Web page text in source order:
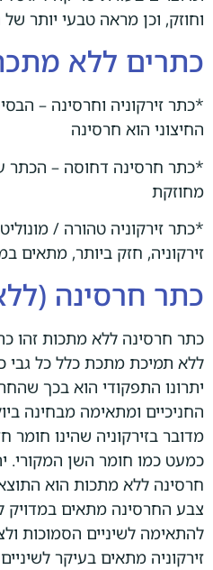
וחוזק, וכן מראה טבעי יותר
כתרים ללא
*כתר זירקוניה וחרסינה –
החיצוני הוא חרסינה
מחוזקת
זירקוניה, חזק ביותר, מתאים
כתר חרסינה
כתר חרסינה ללא מתכות זהו
ללא תמיכת מתכת כלל כל גבי
יתרונו התפקודי הוא בכך
החניכיים ומתאימה מבחינה
מדובר בזירקוניה שהינו חומר
כמעט כמו חומר השן המקורי.
חרסינה ללא מתכות הוא
צבע החרסינה מתאים במדויק
להתאימה לשיניים הסמוכות
זירקוניה מתאים בעיקר